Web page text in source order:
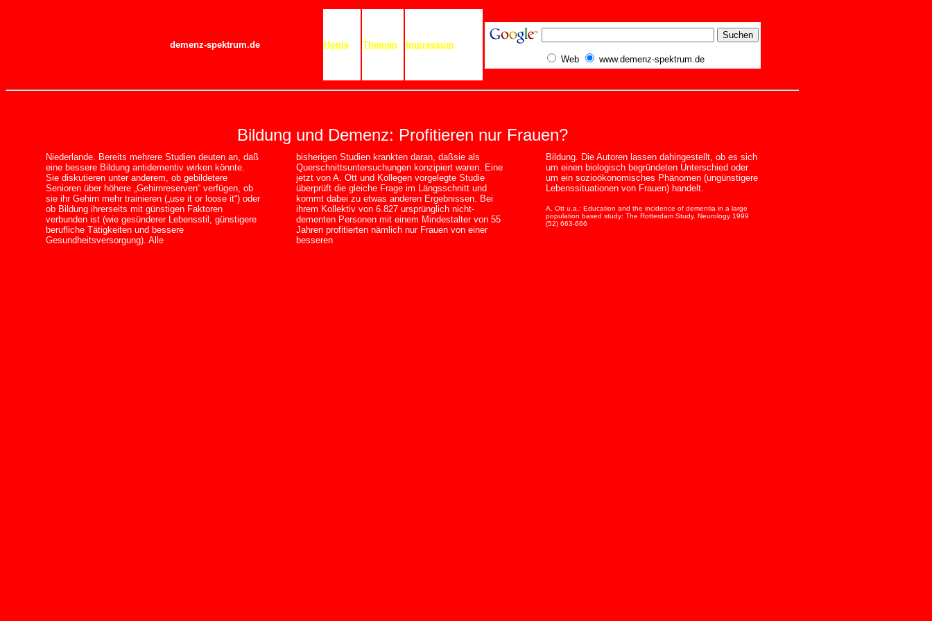
demenz-spektrum.de Home Themen
Impressum
Web
www.demenz-spektrum.de
Bildung und Demenz: Profitieren nur Frauen?
Niederlande. Bereits mehrere Studien deuten an, daß
eine bessere Bildung antidementiv wirken könnte.
Sie diskutieren unter anderem, ob gebildetere
Senioren über höhere „Gehirnreserven“ verfügen, ob
sie ihr Gehirn mehr trainieren („use it or loose it“) oder
ob Bildung ihrerseits mit günstigen Faktoren
verbunden ist (wie gesünderer Lebensstil, günstigere
berufliche Tätigkeiten und bessere
Gesundheitsversorgung). Alle
bisherigen Studien krankten daran, daßsie als
Querschnittsuntersuchungen konzipiert waren. Eine
jetzt von A. Ott und Kollegen vorgelegte Studie
überprüft die gleiche Frage im Längsschnitt und
kommt dabei zu etwas anderen Ergebnissen. Bei
ihrem Kollektiv von 6.827 ursprünglich nicht-
dementen Personen mit einem Mindestalter von 55
Jahren profitierten nämlich nur Frauen von einer
besseren
Bildung. Die Autoren lassen dahingestellt, ob es sich
um einen biologisch begründeten Unterschied oder
um ein sozioökonomisches Phänomen (ungünstigere
Lebenssituationen von Frauen) handelt.
A. Ott u.a.: Education and the incidence of dementia in a large
population based study: The Rotterdam Study. Neurology 1999
(52) 663-666